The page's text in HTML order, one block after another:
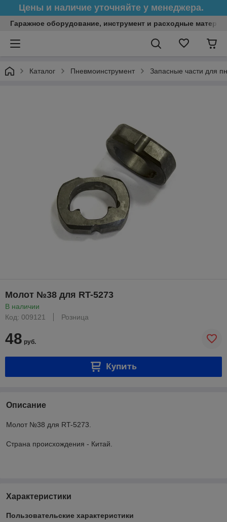
Цены и наличие уточняйте у менеджера.
Гаражное оборудование, инструмент и расходные
Каталог Пневмоинструмент Запасные части для
Молот №38 для RT-5273
В наличии
Код: 009121
Розница
48 руб.
Купить
Описание
Молот №38 для RT-5273.
Страна происхождения - Китай.
Характеристики
Пользовательские характеристики